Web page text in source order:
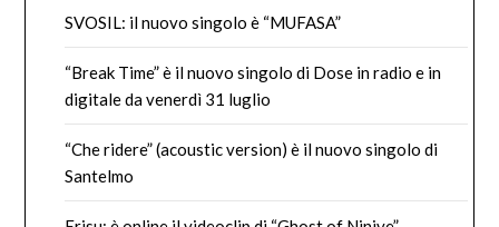
SVOSIL: il nuovo singolo è “MUFASA”
“Break Time” è il nuovo singolo di Dose in radio e in
digitale da venerdì 31 luglio
“Che ridere” (acoustic version) è il nuovo singolo di
Santelmo